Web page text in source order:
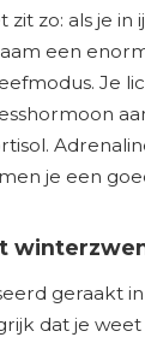
zit zo: als je
een
Je
je een
geraakt
dat je